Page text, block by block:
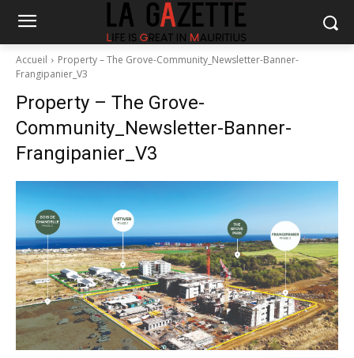
Accueil
Property – The Grove-Community_Newsletter-Banner-
Frangipanier_V3
Property – The Grove-
Community_Newsletter-Banner-
Frangipanier_V3